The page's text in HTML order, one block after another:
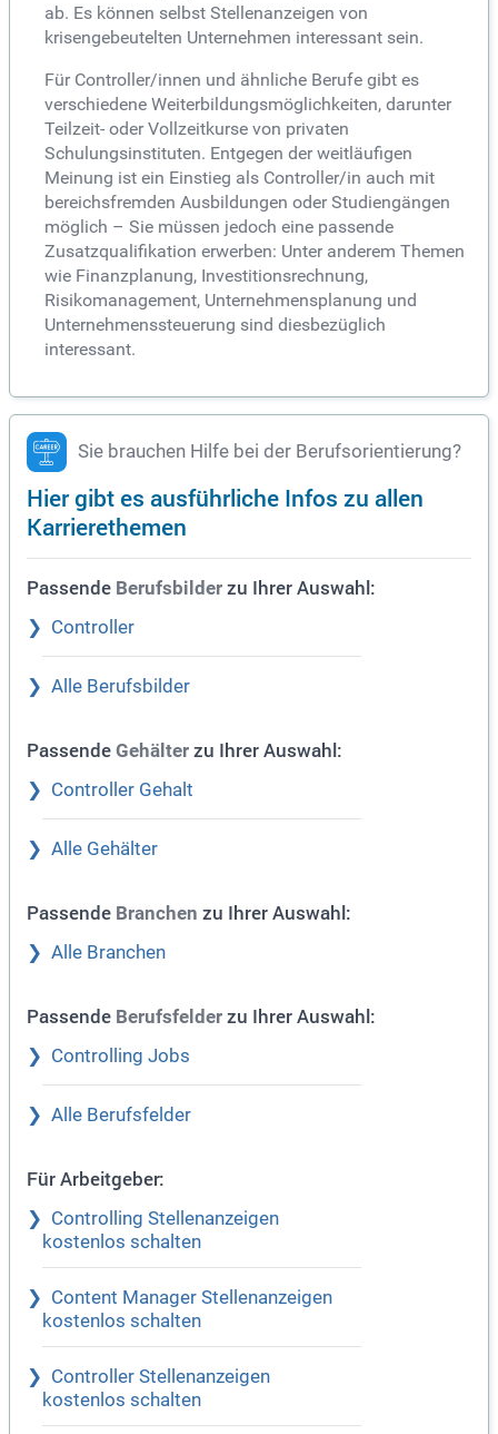
ab. Es können selbst Stellenanzeigen von
krisengebeutelten Unternehmen interessant sein.
Für Controller/innen und ähnliche Berufe gibt es
verschiedene Weiterbildungsmöglichkeiten, darunter
Teilzeit- oder Vollzeitkurse von privaten
Schulungsinstituten. Entgegen der weitläufigen
Meinung ist ein Einstieg als Controller/in auch mit
bereichsfremden Ausbildungen oder Studiengängen
möglich – Sie müssen jedoch eine passende
Zusatzqualifikation erwerben: Unter anderem Themen
wie Finanzplanung, Investitionsrechnung,
Risikomanagement, Unternehmensplanung und
Unternehmenssteuerung sind diesbezüglich
interessant.
Sie brauchen Hilfe bei der Berufsorientierung?
Hier gibt es ausführliche Infos zu allen
Karrierethemen
Passende Berufsbilder zu Ihrer Auswahl:
Controller
Alle Berufsbilder
Passende Gehälter zu Ihrer Auswahl:
Controller Gehalt
Alle Gehälter
Passende Branchen zu Ihrer Auswahl:
Alle Branchen
Passende Berufsfelder zu Ihrer Auswahl:
Controlling Jobs
Alle Berufsfelder
Für Arbeitgeber:
Controlling Stellenanzeigen
kostenlos schalten
Content Manager Stellenanzeigen
kostenlos schalten
Controller Stellenanzeigen
kostenlos schalten